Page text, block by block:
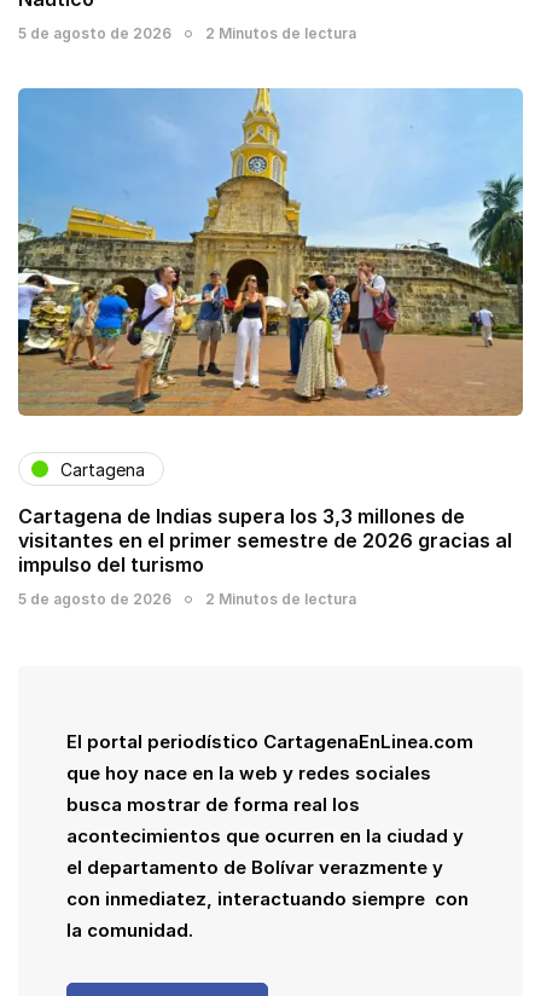
5 de agosto de 2026 2 Minutos de lectura
Cartagena
Cartagena de Indias supera los 3,3 millones de
visitantes en el primer semestre de 2026 gracias al
impulso del turismo
5 de agosto de 2026 2 Minutos de lectura
El portal periodístico CartagenaEnLinea.com
que hoy nace en la web y redes sociales
busca mostrar de forma real los
acontecimientos que ocurren en la ciudad y
el departamento de Bolívar verazmente y
con inmediatez, interactuando siempre con
la comunidad.